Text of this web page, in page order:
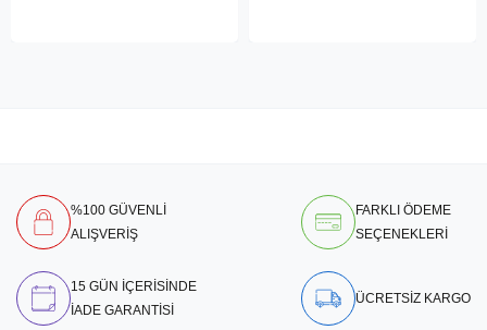
%100 GÜVENLİ
ALIŞVERİŞ
FARKLI ÖDEME
SEÇENEKLERİ
15 GÜN İÇERİSİNDE
İADE GARANTİSİ
ÜCRETSİZ KARGO